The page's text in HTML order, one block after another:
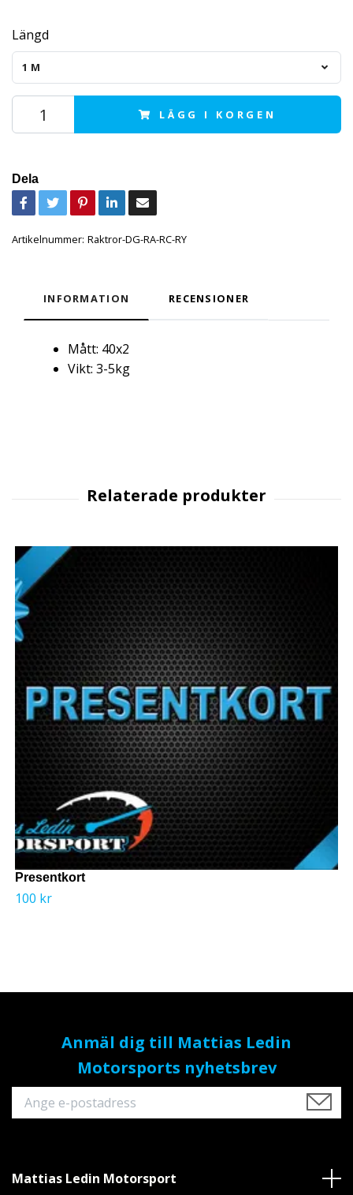
Längd
1M
LÄGG I KORGEN
Dela
Artikelnummer: Raktror-DG-RA-RC-RY
INFORMATION RECENSIONER
Mått: 40x2
Vikt: 3-5kg
Presentkort
100 kr
Anmäl dig till Mattias Ledin
Motorsports nyhetsbrev
Mattias Ledin Motorsport